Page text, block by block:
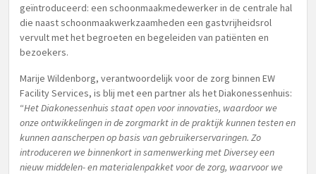
geïntroduceerd: een schoonmaakmedewerker in de centrale hal
die naast schoonmaakwerkzaamheden een gastvrijheidsrol
vervult met het begroeten en begeleiden van patiënten en
bezoekers.
Marije Wildenborg, verantwoordelijk voor de zorg binnen EW
Facility Services, is blij met een partner als het Diakonessenhuis:
“Het Diakonessenhuis staat open voor innovaties, waardoor we
onze ontwikkelingen in de zorgmarkt in de praktijk kunnen testen en
kunnen aanscherpen op basis van gebruikerservaringen. Zo
introduceren we binnenkort in samenwerking met Diversey een
nieuw middelen- en materialenpakket voor de zorg, waarvoor we